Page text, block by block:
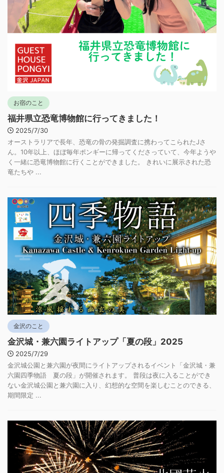
お宿のこと
福井県立恐竜博物館に行ってきました！
2025/7/30
オーストラリアで長年、恐竜の骨の発掘調査に携わってこられたJさ
ん。10年以上、ほぼ毎年ポンギーに帰ってくださっていて、今年ようや
く一緒に恐竜博物館に行くことができました。 きれいに展示された恐
竜たちや ...
金沢のこと
金沢城・兼六園ライトアップ「夏の段」2025
2025/7/29
金沢城公園と兼六園が夜間にライトアップされるイベント「金沢城・兼
六園四季物語 夏の段」が開催されます。 普段は夜に入ることができ
ない金沢城公園と兼六園に入り、幻想的な空間を楽しむことのできる、
期間限定 ...